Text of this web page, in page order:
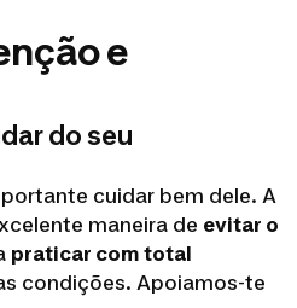
e
do seu
cuidar bem dele. A
maneira de evitar o
praticar com total
condições. Apoiamos-te